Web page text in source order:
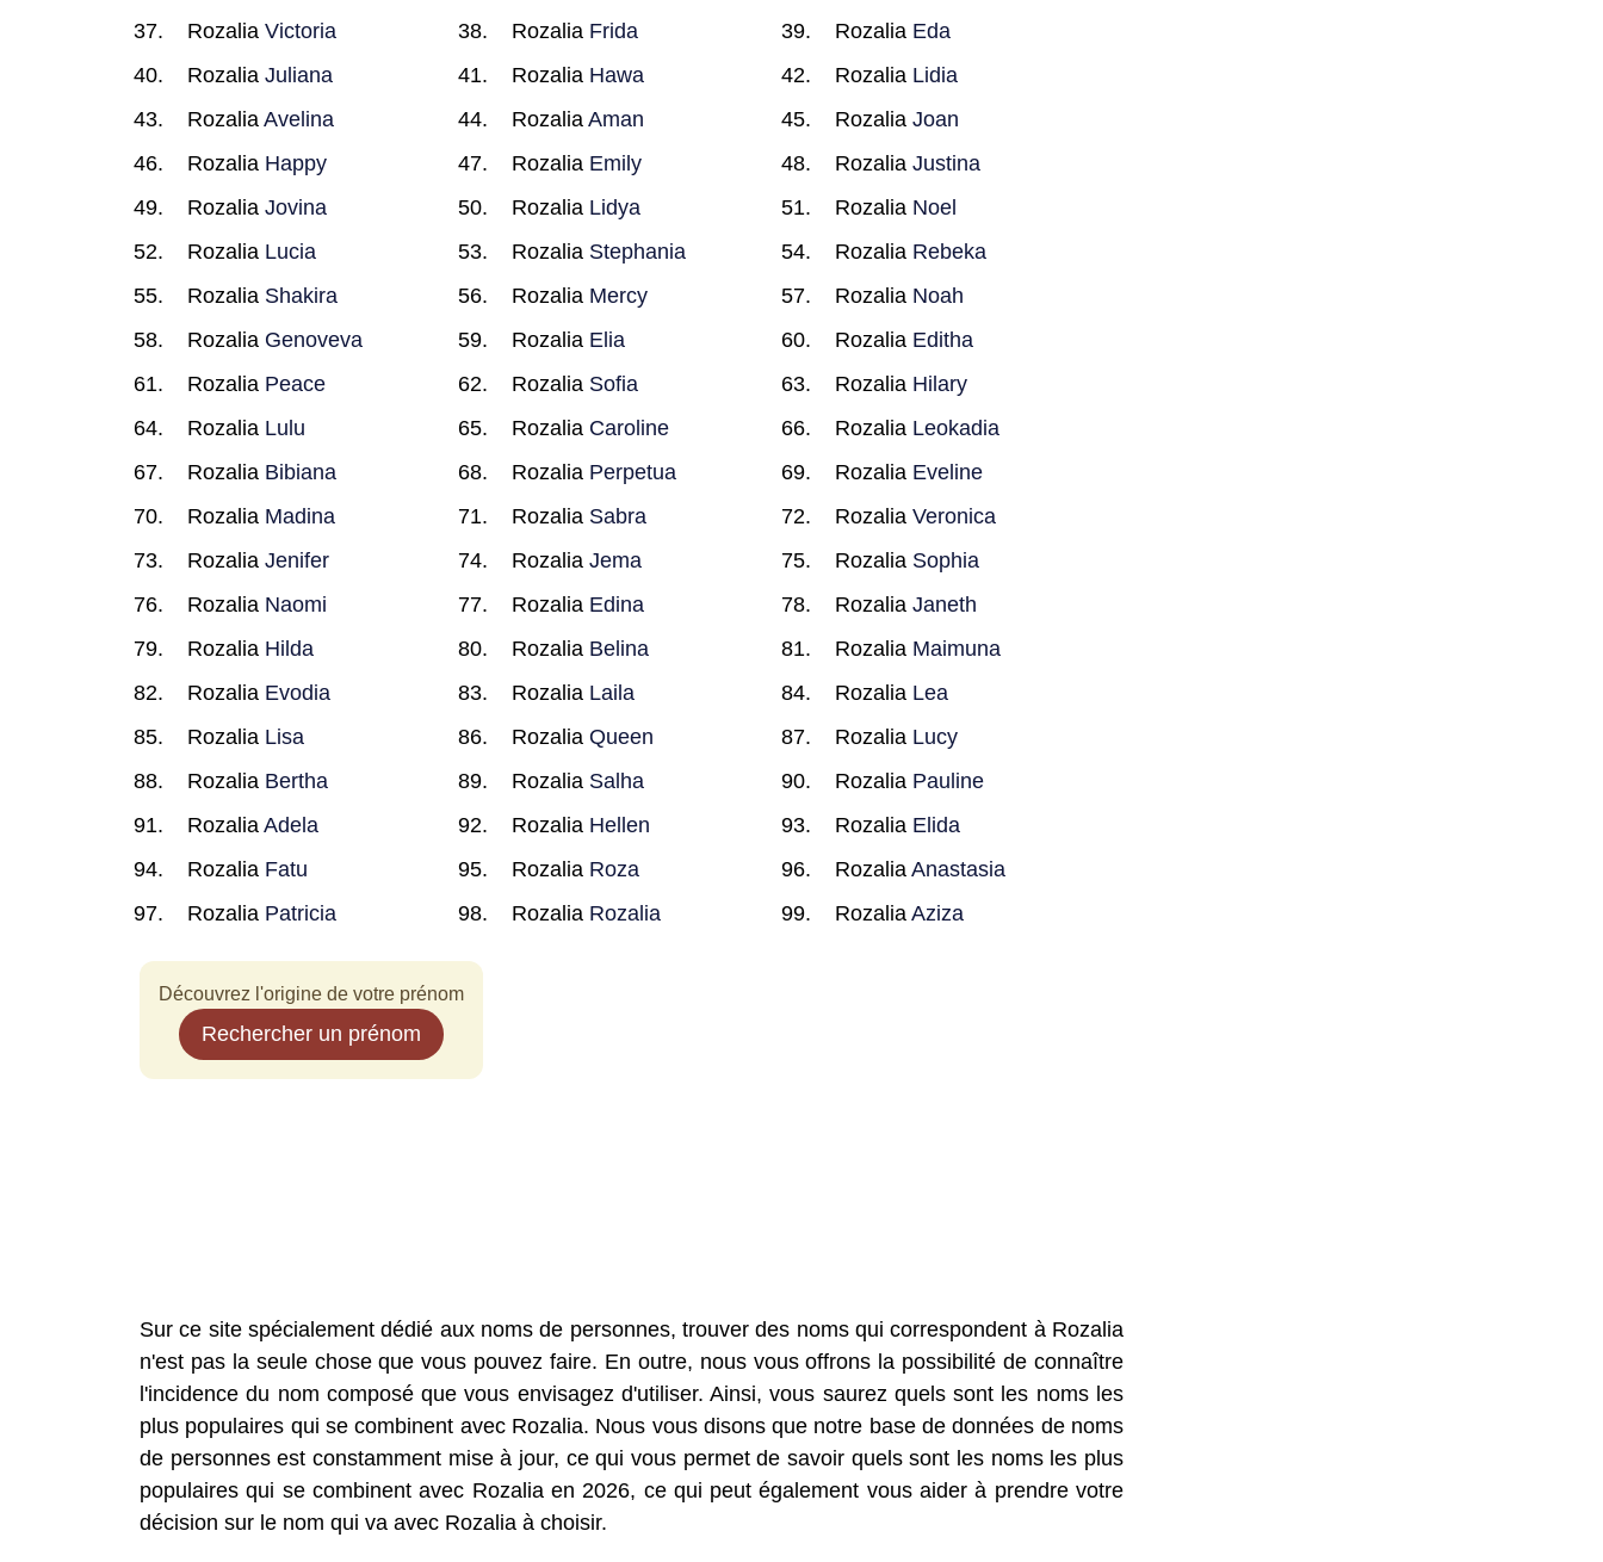
Rozalia Victoria Rozalia Frida Rozalia Eda
Rozalia Juliana Rozalia Hawa Rozalia Lidia
Rozalia Avelina Rozalia Aman RozaliaJoan
Rozalia Happy Rozalia Emily RozaliaJustina
Rozalia Jovina Rozalia Lidya Rozalia Noel
Rozalia Lucia Rozalia Stephania Rozalia Rebeka
Rozalia Shakira Rozalia Mercy Rozalia Noah
Rozalia Genoveva Rozalia Elia Rozalia Editha
Rozalia Peace Rozalia Sofia Rozalia Hilary
Rozalia Lulu Rozalia Caroline Rozalia Leokadia
Rozalia Bibiana Rozalia Perpetua Rozalia Eveline
Rozalia Madina Rozalia Sabra RozaliaVeronica
Rozalia Jenifer Rozalia Jema Rozalia Sophia
Rozalia Naomi Rozalia Edina RozaliaJaneth
Rozalia Hilda Rozalia Belina Rozalia Maimuna
Rozalia Evodia Rozalia Laila Rozalia Lea
Rozalia Lisa Rozalia Queen Rozalia Lucy
Rozalia Bertha Rozalia Salha Rozalia Pauline
Rozalia Adela Rozalia Hellen Rozalia Elida
Rozalia Fatu Rozalia Roza RozaliaAnastasia
Rozalia Patricia Rozalia Rozalia RozaliaAziza
Découvrez l'origine de votre prénom
Rechercher un prénom
Sur ce site spécialement dédié aux noms de personnes, trouver des noms qui correspondent à Rozalia
n'est pas la seule chose que vous pouvez faire. En outre, nous vous offrons la possibilité de connaître
l'incidence du nom composé que vous envisagez d'utiliser. Ainsi, vous saurez quels sont les noms les
plus populaires qui se combinent avec Rozalia. Nous vous disons que notre base de données de noms
de personnes est constamment mise à jour, ce qui vous permet de savoir quels sont les noms les plus
populaires qui se combinent avec Rozalia en 2026, ce qui peut également vous aider à prendre votre
décision sur le nom qui va avec Rozalia à choisir.